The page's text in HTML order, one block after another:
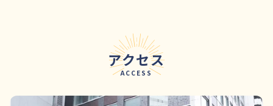
アクセス
ACCESS